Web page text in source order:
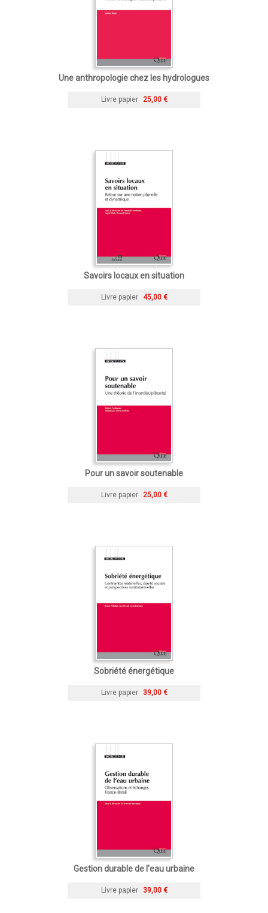
Une anthropologie chez les hydrologues
Livre papier 25,00 €
Savoirs locaux en situation
Livre papier 45,00 €
Pour un savoir soutenable
Livre papier 25,00 €
Sobriété énergétique
Livre papier 39,00 €
Gestion durable de l'eau urbaine
Livre papier 39,00 €